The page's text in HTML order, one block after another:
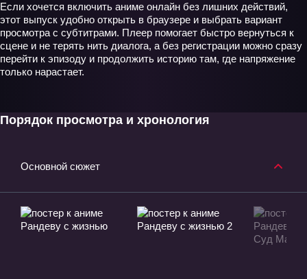
Если хочется включить аниме онлайн без лишних действий,
этот выпуск удобно открыть в браузере и выбрать вариант
просмотра с субтитрами. Плеер помогает быстро вернуться к
сцене и не терять нить диалога, а без регистрации можно сразу
перейти к эпизоду и продолжить историю там, где напряжение
только нарастает.
Порядок просмотра и хронология
Основной сюжет